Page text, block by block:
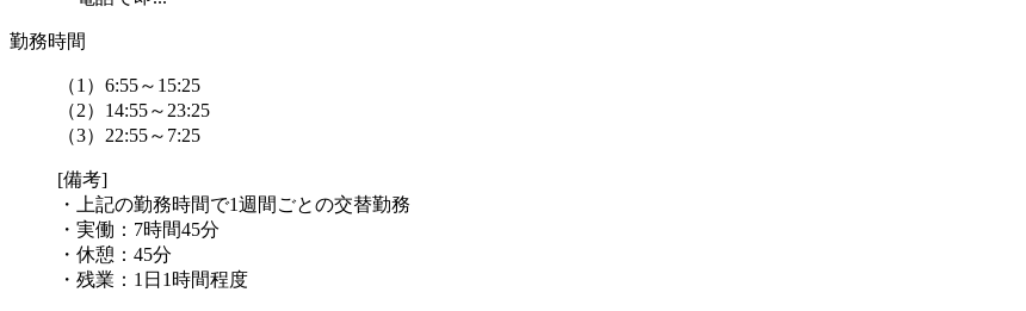
勤務時間
（1）6:55～15:25
（2）14:55～23:25
（3）22:55～7:25
[備考]
・上記の勤務時間で1週間ごとの交替勤務
・実働：7時間45分
・休憩：45分
・残業：1日1時間程度